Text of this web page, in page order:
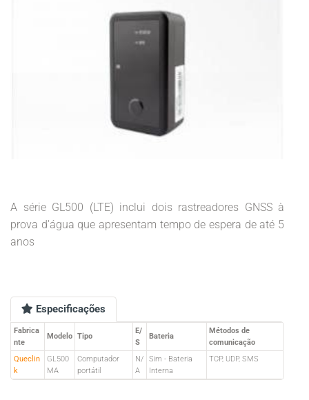
A série GL500 (LTE) inclui dois rastreadores GNSS à
prova d'água que apresentam tempo de espera de até 5
anos
Especificações
Fabrica
nte
Modelo Tipo
E/
S
Bateria
Métodos de
comunicação
Queclin
k
GL500
MA
Computador
portátil
N/
A
Sim - Bateria
Interna
TCP, UDP, SMS